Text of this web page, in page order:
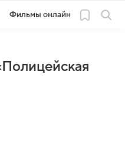
Фильмы онлайн